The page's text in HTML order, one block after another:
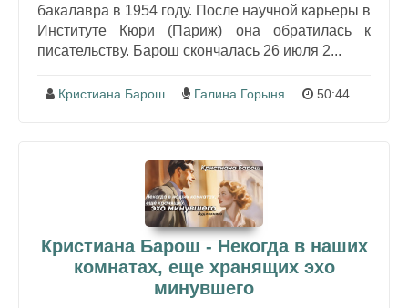
бакалавра в 1954 году. После научной карьеры в
Институте Кюри (Париж) она обратилась к
писательству. Барош скончалась 26 июля 2...
Кристиана Барош Галина Горыня 50:44
Кристиана Барош - Некогда в наших
комнатах, еще хранящих эхо
минувшего